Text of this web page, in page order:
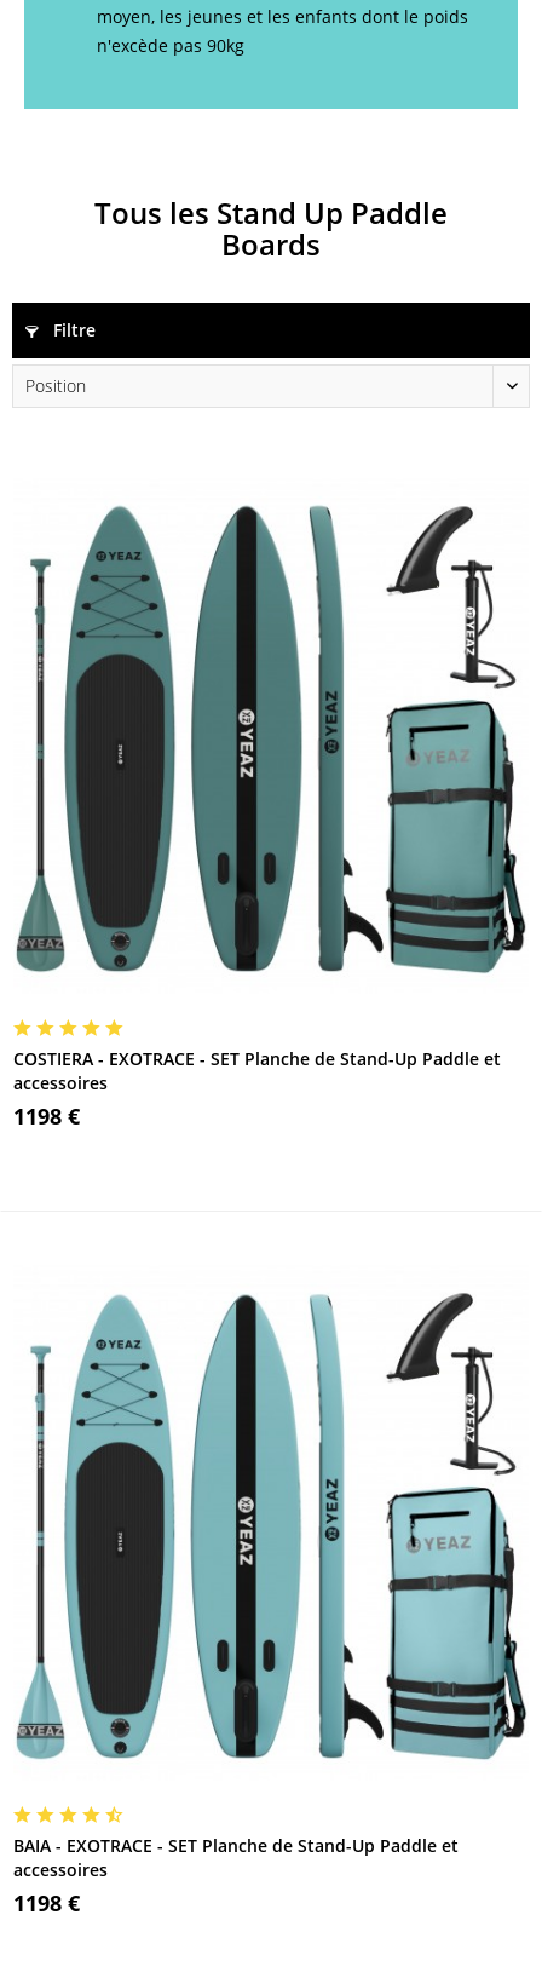
moyen, les jeunes et les enfants dont le poids
n'excède pas 90kg
Tous les Stand Up Paddle
Boards
Filtre
COSTIERA - EXOTRACE - SET Planche de Stand-Up Paddle et
accessoires
1198 €
BAIA - EXOTRACE - SET Planche de Stand-Up Paddle et
accessoires
1198 €